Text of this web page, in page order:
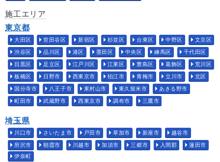
施工エリア
東京都
大田区 世田谷区 新宿区 杉並区 台東区 中野区 文京区
渋谷区 品川区 港区 墨田区 中央区 練馬区 千代田区
目黒区 足立区 江戸川区 江東区 豊島区 葛飾区 荒川区
板橋区 日野市 西東京市 狛江市 青梅市 立川市 北区
国分寺市 八王子市 東村山市 東久留米市 あきる野市
町田市 武蔵野市 西東京市 調布市 三鷹市
埼玉県
川口市 さいたま市 戸田市 草加市 新座市 越谷市
所沢市 朝霞市 川越市 加須市 三郷市 入間郡
蓮田市
伊奈町